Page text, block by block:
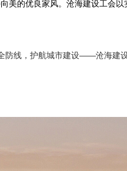
美的优良家风。沧海建设工会
防线，护航城市建设——沧海建